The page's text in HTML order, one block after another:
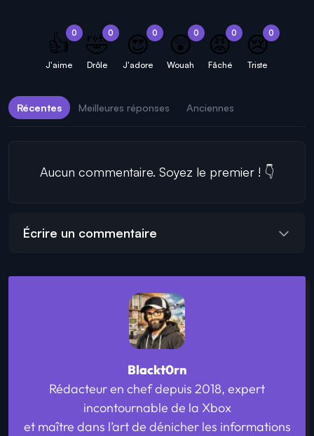
0
👍
J'aime
0
🤣
Drôle
0
😍
J'adore
0
😲
Wouah
0
😡
Fâché
0
😢
Triste
Récentes Meilleures réponses Anciennes
Aucun commentaire. Soyez le premier ! 👇
Écrire un commentaire
Blackt0rn
Rédacteur en chef depuis 2018, expert
incontournable de la Xbox
et maître dans l’art de dénicher les informations